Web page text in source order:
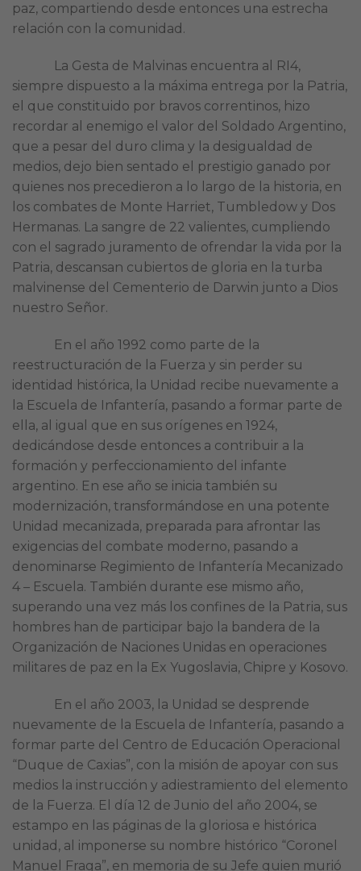
paz, compartiendo desde entonces una estrecha
relación con la comunidad.
La Gesta de Malvinas encuentra al RI4,
siempre dispuesto a la máxima entrega por la Patria,
el que constituido por bravos correntinos, hizo
recordar al enemigo el valor del Soldado Argentino,
que a pesar del duro clima y la desigualdad de
medios, dejo bien sentado el prestigio ganado por
quienes nos precedieron a lo largo de la historia, en
los combates de Monte Harriet, Tumbledow y Dos
Hermanas. La sangre de 22 valientes, cumpliendo
con el sagrado juramento de ofrendar la vida por la
Patria, descansan cubiertos de gloria en la turba
malvinense del Cementerio de Darwin junto a Dios
nuestro Señor.
En el año 1992 como parte de la
reestructuración de la Fuerza y sin perder su
identidad histórica, la Unidad recibe nuevamente a
la Escuela de Infantería, pasando a formar parte de
ella, al igual que en sus orígenes en 1924,
dedicándose desde entonces a contribuir a la
formación y perfeccionamiento del infante
argentino. En ese año se inicia también su
modernización, transformándose en una potente
Unidad mecanizada, preparada para afrontar las
exigencias del combate moderno, pasando a
denominarse Regimiento de Infantería Mecanizado
4 – Escuela. También durante ese mismo año,
superando una vez más los confines de la Patria, sus
hombres han de participar bajo la bandera de la
Organización de Naciones Unidas en operaciones
militares de paz en la Ex Yugoslavia, Chipre y Kosovo.
En el año 2003, la Unidad se desprende
nuevamente de la Escuela de Infantería, pasando a
formar parte del Centro de Educación Operacional
“Duque de Caxias”, con la misión de apoyar con sus
medios la instrucción y adiestramiento del elemento
de la Fuerza. El día 12 de Junio del año 2004, se
estampo en las páginas de la gloriosa e histórica
unidad, al imponerse su nombre histórico “Coronel
Manuel Fraga”, en memoria de su Jefe quien murió